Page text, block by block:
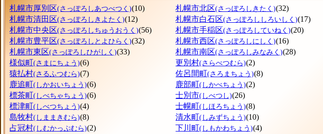
札幌市厚別区(さっぽろしあつべつく)(10) 札幌市北区(さっぽろしきたく)(32)
札幌市清田区(さっぽろしきよたく)(12) 札幌市白石区(さっぽろししろいしく)(17)
札幌市中央区(さっぽろしちゅうおうく)(56) 札幌市手稲区(さっぽろしていねく)(20)
札幌市豊平区(さっぽろしとよひらく)(32) 札幌市西区(さっぽろしにしく)(16)
札幌市東区(さっぽろしひがしく)(33) 札幌市南区(さっぽろしみなみく)(28)
様似町(さまにちょう)(6) 更別村(さらべつむら)(2)
猿払村(さるふつむら)(7) 佐呂間町(さろまちょう)(8)
鹿追町(しかおいちょう)(6) 鹿部町(しかべちょう)(2)
標茶町(しべちゃちょう)(6) 士別市(しべつし)(26)
標津町(しべつちょう)(4) 士幌町(しほろちょう)(8)
島牧村(しままきむら)(8) 清水町(しみずちょう)(10)
占冠村(しむかっぷむら)(2) 下川町(しもかわちょう)(4)